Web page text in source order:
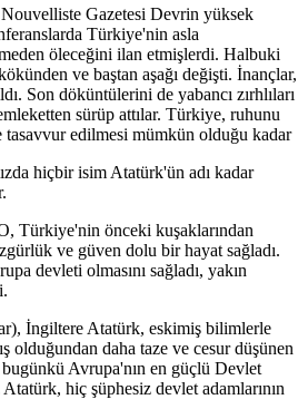
Gazetesi Devrin yüksek
Türkiye'nin asla
öleceğini ilan etmişlerdi. Halbuki
ve baştan aşağı değişti. İnançlar,
Son döküntülerini de yabancı zırhlıları
sürüp attılar. Türkiye, ruhunu
tasavvur edilmesi mümkün olduğu kadar
hiçbir isim Atatürk'ün adı kadar
Türkiye'nin önceki kuşaklarından
ve güven dolu bir hayat sağladı.
devleti olmasını sağladı, yakın
İngiltere Atatürk, eskimiş bilimlerle
olduğundan daha taze ve cesur düşünen
Avrupa'nın en güçlü Devlet
hiç şüphesiz devlet adamlarının